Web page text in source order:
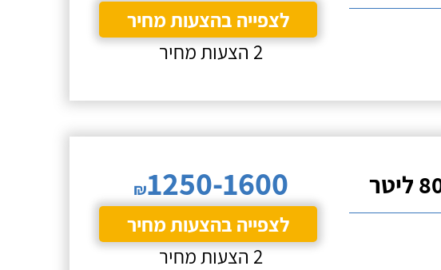
לצפייה בהצעות מחיר
2 הצעות מחיר
₪1250-1600
לצפייה בהצעות מחיר
2 הצעות מחיר